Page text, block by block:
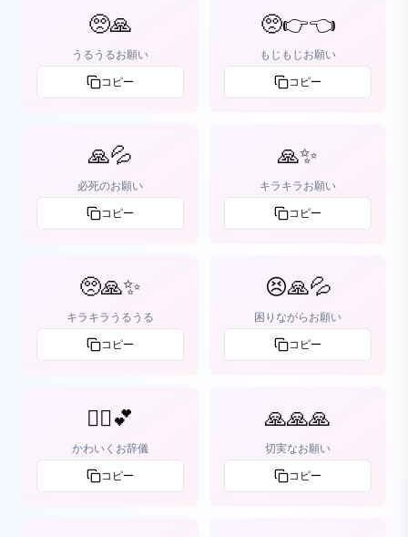
🥺🙏
うるうるお願い
コピー
🥺👉👈
もじもじお願い
コピー
🙏💦
必死のお願い
コピー
🙏✨
キラキラお願い
コピー
🥺🙏✨
キラキラうるうる
コピー
😣🙏💦
困りながらお願い
コピー
🙇‍♀️💕
かわいくお辞儀
コピー
🙏🙏🙏
切実なお願い
コピー